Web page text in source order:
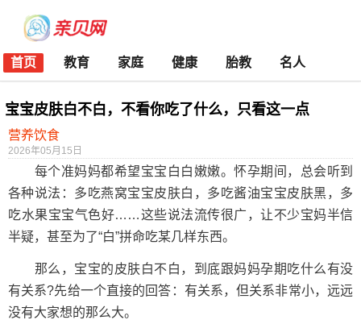
首页 教育 家庭 健康 胎教 名人
宝宝皮肤白不白，不看你吃了什么，只看这一点
营养饮食
2026年05月15日
每个准妈妈都希望宝宝白白嫩嫩。怀孕期间，总会听到
各种说法：多吃燕窝宝宝皮肤白，多吃酱油宝宝皮肤黑，多
吃水果宝宝气色好……这些说法流传很广，让不少宝妈半信
半疑，甚至为了“白”拼命吃某几样东西。
那么，宝宝的皮肤白不白，到底跟妈妈孕期吃什么有没
有关系?先给一个直接的回答：有关系，但关系非常小，远远
没有大家想的那么大。